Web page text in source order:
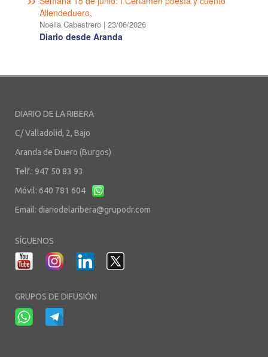
Allendeduero,
Noelia Cabestrero | 23/06/2026
Diario desde Aranda
DIARIO DE LA RIBERA
C/ Valladolid, 2, Bajo
Aranda de Duero (Burgos)
Telf.: 947 50 83 93
Móvil: 640 781 604
Email: diariodelaribera@grupodr.com
SÍGUENOS
GRUPOS DE DIFUSIÓN